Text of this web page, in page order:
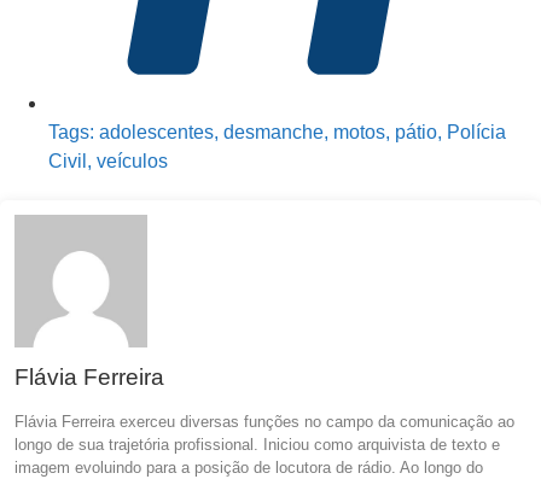
Tags: adolescentes, desmanche, motos, pátio, Polícia
Civil , veículos
Flávia Ferreira
Flávia Ferreira exerceu diversas funções no campo da comunicação ao
longo de sua trajetória profissional. Iniciou como arquivista de texto e
imagem evoluindo para a posição de locutora de rádio. Ao longo do